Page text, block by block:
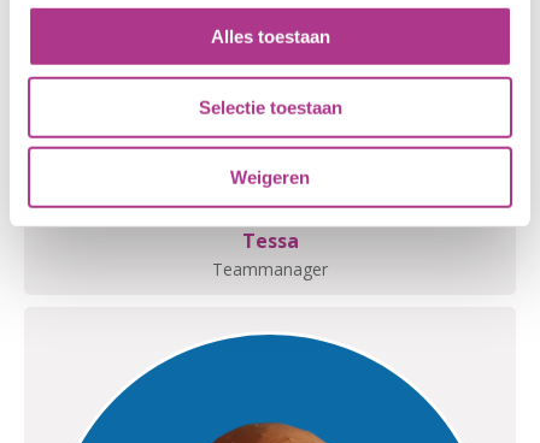
Alles toestaan
Selectie toestaan
Weigeren
Tessa
Teammanager